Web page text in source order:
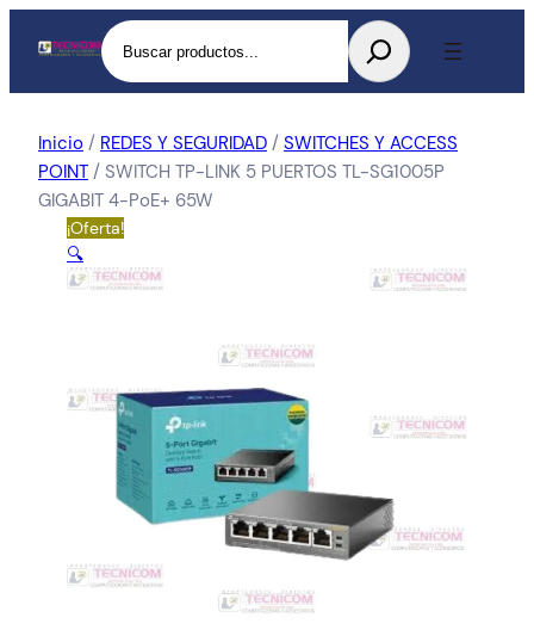
Buscar
Inicio / REDES Y SEGURIDAD / SWITCHES Y ACCESS
POINT / SWITCH TP-LINK 5 PUERTOS TL-SG1005P
GIGABIT 4-PoE+ 65W
¡Oferta!
🔍